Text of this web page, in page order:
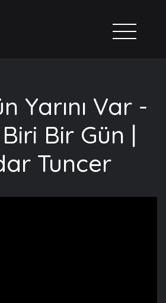
Yarını Var -
Bir Gün |
Tuncer